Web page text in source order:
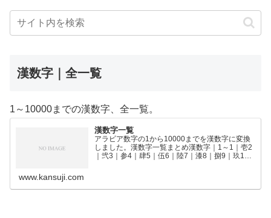
漢数字｜全一覧
1～10000までの漢数字、全一覧。
漢数字一覧
アラビア数字の1から10000までを漢数字に変換
しました。漢数字一覧まとめ漢数字｜1～1｜壱2
｜弐3｜参4｜肆5｜伍6｜陸7｜漆8｜捌9｜玖10
www.kansuji.com